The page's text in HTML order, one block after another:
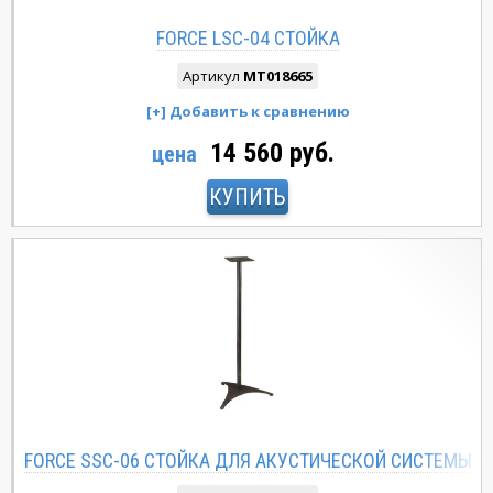
FORCE LSC-04 СТОЙКА
Артикул MT018665
цена 14 560 руб.
КУПИТЬ
FORCE SSC-06 СТОЙКА ДЛЯ АКУСТИЧЕСКОЙ СИСТЕМЫ